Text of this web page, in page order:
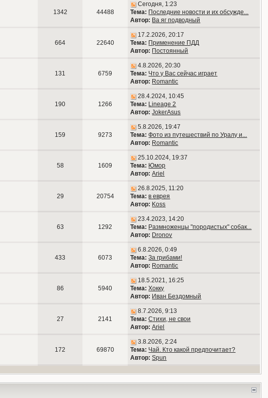
1342 44488
Сегодня, 1:23
Тема: Последние новости и их обсужде...
Автор: Ва яг подводный
664 22640
17.2.2026, 20:17
Тема: Применение ПДД
Автор: Постоянный
131 6759
4.8.2026, 20:30
Тема: Что у Вас сейчас играет
Автор: Romantic
190 1266
28.4.2024, 10:45
Тема: Lineage 2
Автор: JokerAsus
159 9273
5.8.2026, 19:47
Тема: Фото из путешествий по Уралу и...
Автор: Romantic
58 1609
25.10.2024, 19:37
Тема: Юмор
Автор: Ariel
29 20754
26.8.2025, 11:20
Тема: в еврея
Автор: Koss
63 1292
23.4.2023, 14:20
Тема: Размноженцы "породистых" собак...
Автор: Dronov
433 6073
6.8.2026, 0:49
Тема: За грибами!
Автор: Romantic
86 5940
18.5.2021, 16:25
Тема: Хокку
Автор: Иван Бездомный
27 2141
8.7.2026, 9:13
Тема: Стихи, не свои
Автор: Ariel
172 69870
3.8.2026, 2:24
Тема: Чай. Кто какой предпочитает?
Автор: Spun